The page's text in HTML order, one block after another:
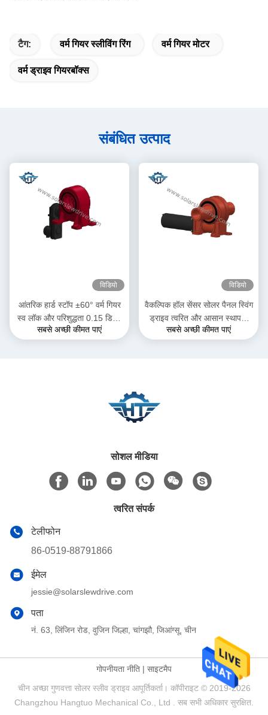
टैग: वर्म गियर स्लीविंग रिंग वर्म गियर मोटर
वर्म ड्राइव गियरबॉक्स
संबंधित उत्पाद
विडियो
आंतरिक हार्ड स्टॉप ±60° वर्म गियर
स्व लॉक और परिशुद्धता 0.15 डिग्री
के साथ स्लीव ड्राइव
सबसे अच्छी कीमत पाएं
विडियो
वैकल्पिक हॉल सेंसर सोलर पैनल स्विंग
ड्राइव त्वरित और आसान स्थापना
और अनुकूलित समाधान के लिए
सबसे अच्छी कीमत पाएं
सोशल मीडिया
त्वरित संपर्क
टेलीफोन
86-0519-88791866
ईमेल
jessie@solarslewdrive.com
पता
नं. 63, लिंजिन रोड, वुजिन जिल्हा, चांगझौ, जिआंग्सू, चीन
गोपनीयता नीति | साइटमैप
चीन अच्छा गुणवत्ता सोलर स्लीव ड्राइव आपूर्तिकर्ता। कॉपीराइट © 2019-2026
Changzhou Hangtuo Mechanical Co., Ltd . सब सभी अधिकार सुरक्षित.